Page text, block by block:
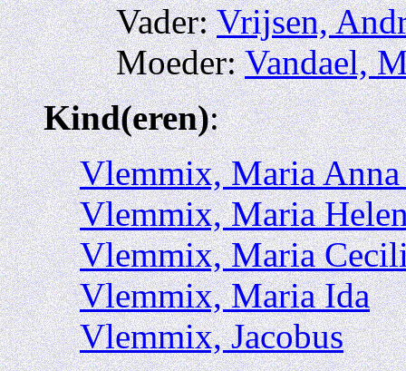
Vader:Vrijsen,
Moeder:Vandael,
Kind(eren):
Vlemmix, Maria
Vlemmix, Maria
Vlemmix, Maria
Vlemmix, Maria Ida
Vlemmix, Jacobus